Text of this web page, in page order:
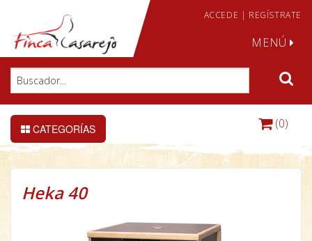
ACCEDE | REGÍSTRATE
MENÚ
CATEGORÍAS (0)
Heka 40